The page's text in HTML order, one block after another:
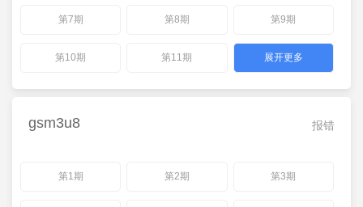
第7期 第8期 第9期
第10期 第11期 展开更多
报错
gsm3u8
第1期 第2期 第3期